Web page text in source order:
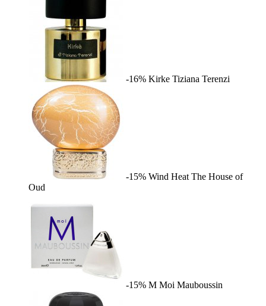
-16% Kirke Tiziana Terenzi
-15% Wind Heat The House of
Oud
-15% M Moi Mauboussin